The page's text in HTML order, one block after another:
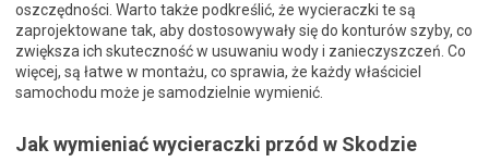
oszczędności. Warto także podkreślić, że wycieraczki te są
zaprojektowane tak, aby dostosowywały się do konturów szyby, co
zwiększa ich skuteczność w usuwaniu wody i zanieczyszczeń. Co
więcej, są łatwe w montażu, co sprawia, że każdy właściciel
samochodu może je samodzielnie wymienić.
Jak wymieniać wycieraczki przód w Skodzie